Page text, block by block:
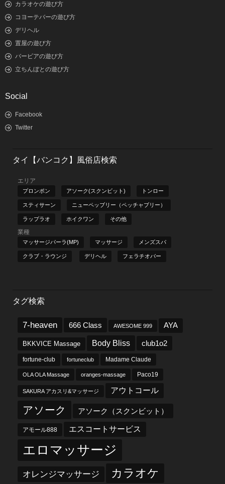
カラオケの遊び方
コヨーテバーの遊び方
デリヘル
置屋の遊び方
バービアの遊び方
立ちんぼとの遊び方
Social
Facebook
Twitter
タイ【バンコク】風俗店検索
エリア
プロンポン アソーク(スクンビット) トンロー
スティサーン ニューペッブリー（ペッチャブリー）
ラップラオ ホイクワン その他
業種
マッサージパーラ(MP) マッサージ メンズスパ
クラブ・ラウンジ デリヘル フェラチオバー
タグ検索
7-heaven 666 Class AWESOME 999 AYA
BKKVICE Massage Body Bliss club1o2
fortune-club fortuneclub Madame Claude
OLA OLA Massage oranges-massage Paco19
SAKURA アカスリ&マッサージ アウトコール
アソーク アソーク（スクンビット）
アモール888 エスコートサービス
エロマッサージ
オレンジマッサージ カラオケ